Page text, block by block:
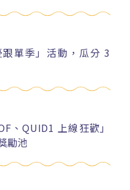
單季」活動，瓜分 3
、QUID1 上線狂歡」
勵池